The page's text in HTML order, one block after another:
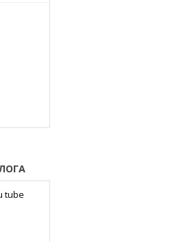
tube